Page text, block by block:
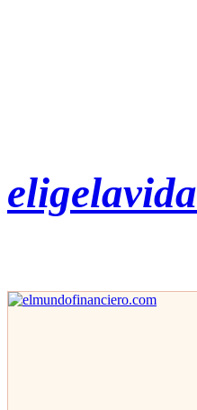
eligelavida